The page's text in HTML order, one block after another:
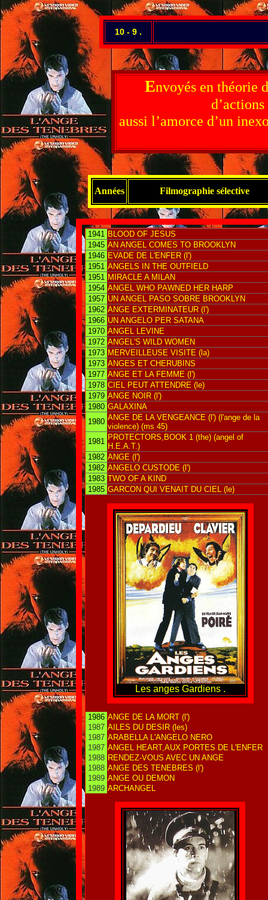
10 - 9 .
Envoyés en théorie
aussi l’amorce d’un
Années Filmographie sélective
1941 BLOOD OF JESUS
1945 AN ANGEL COMES TO BROOKLYN
1946 EVADE DE L'ENFER (l')
1951 ANGELS IN THE OUTFIELD
1951 MIRACLE A MILAN
1954 ANGEL WHO PAWNED HER HARP
1957 UN ANGEL PASO SOBRE BROOKLYN
1962 ANGE EXTERMINATEUR (l')
1966 UN ANGELO PER SATANA
1970 ANGEL LEVINE
1972 ANGEL'S WILD WOMEN
1973 MERVEILLEUSE VISITE (la)
1973 ANGES ET CHERUBINS
1977 ANGE ET LA FEMME (l')
1978 CIEL PEUT ATTENDRE (le)
1979 ANGE NOIR (l')
1980 GALAXINA
1980 ANGE DE LA VENGEANCE (l') (l'ange de la
violence) (ms 45)
1981 PROTECTORS,BOOK 1 (the) (angel of
H.E.A.T.)
1982 ANGE (l')
1982 ANGELO CUSTODE (l')
1983 TWO OF A KIND
1985 GARCON QUI VENAIT DU CIEL (le)
Les anges Gardiens .
1986 ANGE DE LA MORT (l')
1987 AILES DU DESIR (les)
1987 ARABELLA L'ANGELO NERO
1987 ANGEL HEART,AUX PORTES DE L'ENFER
1988 RENDEZ-VOUS AVEC UN ANGE
1988 ANGE DES TENEBRES (l')
1989 ANGE OU DEMON
1989 ARCHANGEL